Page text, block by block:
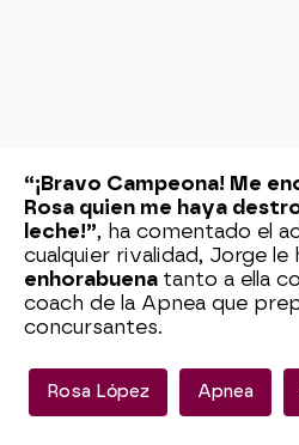
“¡Bravo Campeona! Me
Rosa quien me haya
leche!”, ha comentado el
cualquier rivalidad, Jorge le
enhorabuena tanto a ella
coach de la Apnea que
concursantes.
Rosa López Apnea